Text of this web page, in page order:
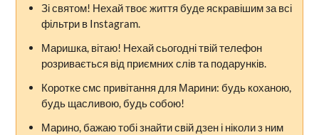
Зі святом! Нехай твоє життя буде яскравішим за всі
фільтри в Instagram.
Маришка, вітаю! Нехай сьогодні твій телефон
розривається від приємних слів та подарунків.
Коротке смс привітання для Марини: будь коханою,
будь щасливою, будь собою!
Марино, бажаю тобі знайти свій дзен і ніколи з ним